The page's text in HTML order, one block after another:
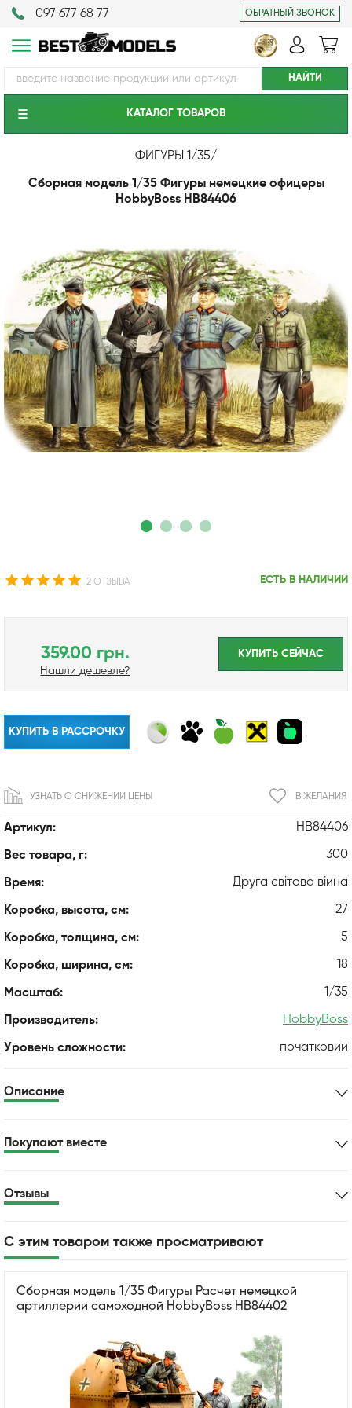
097 677 68 77 ОБРАТНЫЙ ЗВОНОК
КАТАЛОГ ТОВАРОВ
ФИГУРЫ 1/35/
Сборная модель 1/35 Фигуры немецкие офицеры
HobbyBoss HB84406
2 ОТЗЫВА ЕСТЬ В НАЛИЧИИ
Артикул: HB84406
Вес товара, г: 300
Время: Друга світова війна
Коробка, высота, см: 27
Коробка, толщина, см: 5
Коробка, ширина, см: 18
Масштаб: 1/35
Производитель: HobbyBoss
Уровень сложности: початковий
359.00 грн.
Нашли дешевле?
КУПИТЬ CЕЙЧАС
КУПИТЬ В РАССРОЧКУ
В ЖЕЛАНИЯ
УЗНАТЬ О СНИЖЕНИИ ЦЕНЫ
Описание
Покупают вместе
Отзывы
С этим товаром также просматривают
Сборная модель 1/35 Фигуры Расчет немецкой
артиллерии самоходной HobbyBoss HB84402